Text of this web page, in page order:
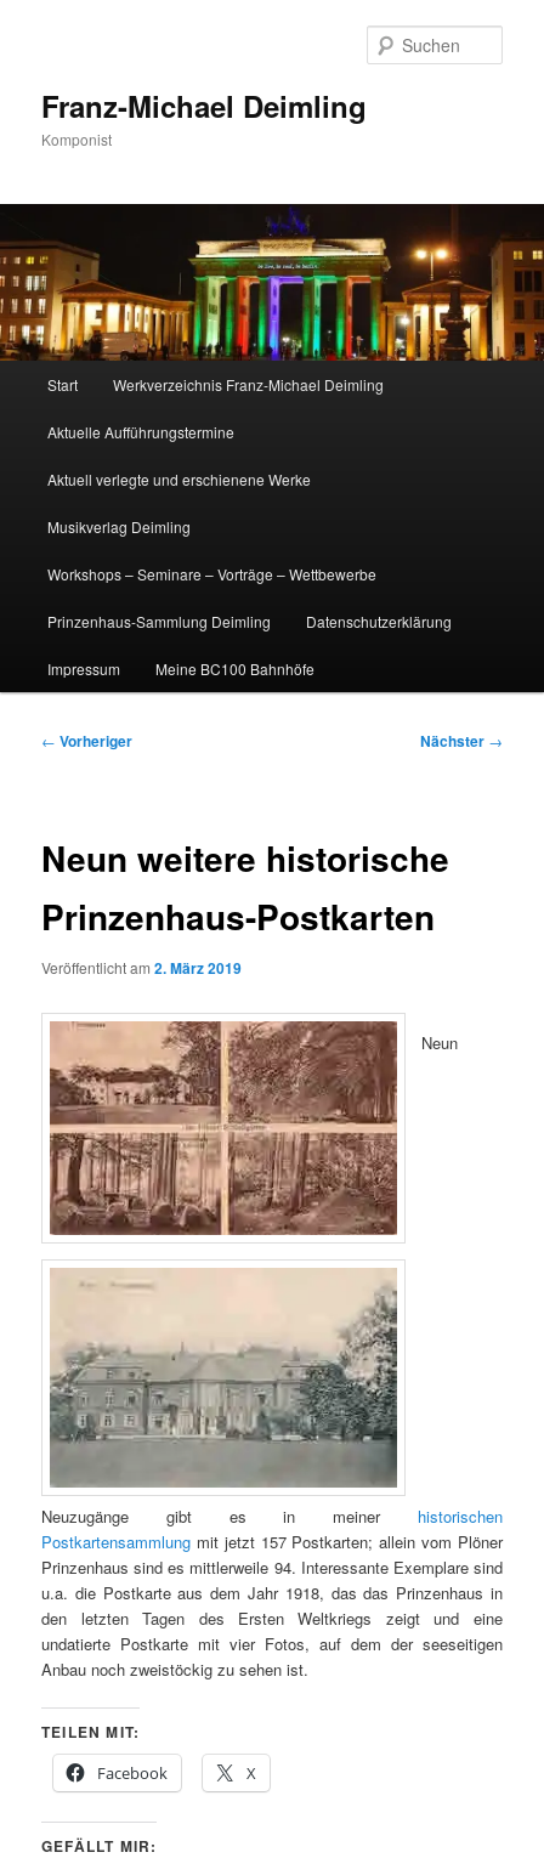
Franz-Michael Deimling
Komponist
Start Werkverzeichnis Franz-Michael Deimling
Aktuelle Aufführungstermine
Aktuell verlegte und erschienene Werke
Musikverlag Deimling
Workshops – Seminare – Vorträge – Wettbewerbe
Prinzenhaus-Sammlung Deimling Datenschutzerklärung
Impressum Meine BC100 Bahnhöfe
Beitragsnavigation
← Vorheriger Nächster →
Neun weitere historische
Prinzenhaus-Postkarten
Veröffentlicht am2. März 2019
Neun
Neuzugänge gibt es in meiner historischen
Postkartensammlung mit jetzt 157 Postkarten; allein vom Plöner
Prinzenhaus sind es mittlerweile 94. Interessante Exemplare sind
u.a. die Postkarte aus dem Jahr 1918, das das Prinzenhaus in
den letzten Tagen des Ersten Weltkriegs zeigt und eine
undatierte Postkarte mit vier Fotos, auf dem der seeseitigen
Anbau noch zweistöckig zu sehen ist.
TEILEN MIT:
Facebook
X
GEFÄLLT MIR: